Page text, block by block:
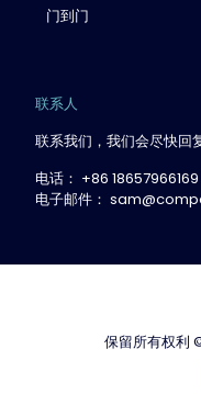
门到门
联系人
联系我们，我们会尽快回
电话： +86 18657966169
电子邮件：
保留所有权利